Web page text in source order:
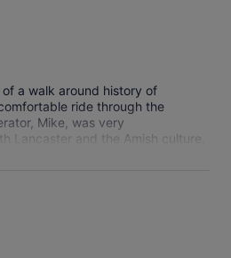
a walk around history of
ride through the
Mike, was very
Lancaster and the Amish culture.
pieces to help hear everything he
Lancaster. Stopping for a
was a delicious treat. I highly